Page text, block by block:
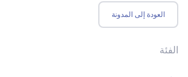
العودة إلى المدونة
الفئة